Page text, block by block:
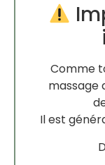
Comme
massage
Il est